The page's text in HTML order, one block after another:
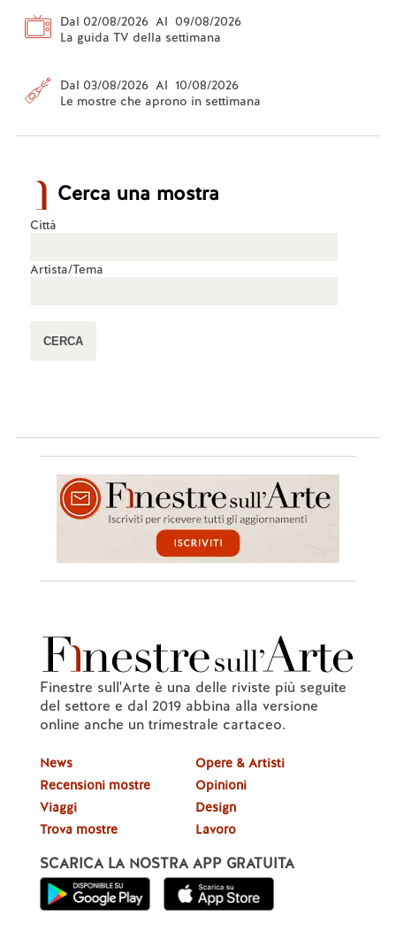
Dal 02/08/2026 Al 09/08/2026
La guida TV della settimana
Dal 03/08/2026 Al 10/08/2026
Le mostre che aprono in settimana
Cerca una mostra
Città
Artista/Tema
Finestre sull'Arte è una delle riviste più seguite
del settore e dal 2019 abbina alla versione
online anche un trimestrale cartaceo.
News
Recensioni mostre
Viaggi
Trova mostre
Opere & Artisti
Opinioni
Design
Lavoro
SCARICA LA NOSTRA APP GRATUITA